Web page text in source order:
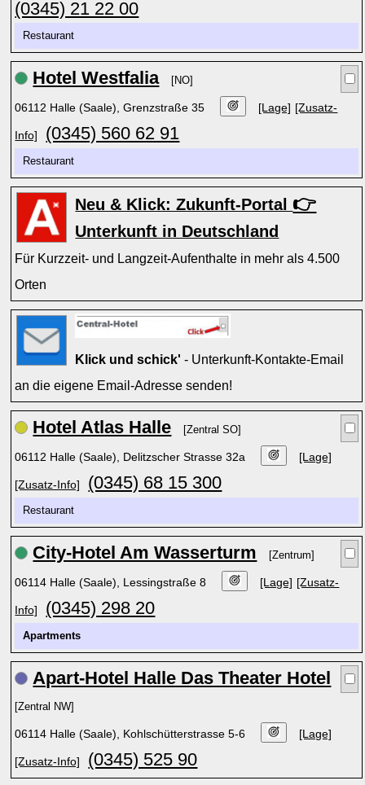
(0345) 21 22 00
Restaurant
Hotel Westfalia [NO]
06112 Halle (Saale), Grenzstraße 35 [Lage] [Zusatz-
Info] (0345) 560 62 91
Restaurant
Neu & Klick: Zukunft-Portal 👉
Unterkunft in Deutschland
Für Kurzzeit- und Langzeit-Aufenthalte in mehr als 4.500
Orten
Klick und schick' - Unterkunft-Kontakte-Email
an die eigene Email-Adresse senden!
Hotel Atlas Halle [Zentral SO]
06112 Halle (Saale), Delitzscher Strasse 32a [Lage]
[Zusatz-Info] (0345) 68 15 300
Restaurant
City-Hotel Am Wasserturm [Zentrum]
06114 Halle (Saale), Lessingstraße 8 [Lage] [Zusatz-
Info] (0345) 298 20
Apartments
Apart-Hotel Halle Das Theater Hotel
[Zentral NW]
06114 Halle (Saale), Kohlschütterstrasse 5-6 [Lage]
[Zusatz-Info] (0345) 525 90